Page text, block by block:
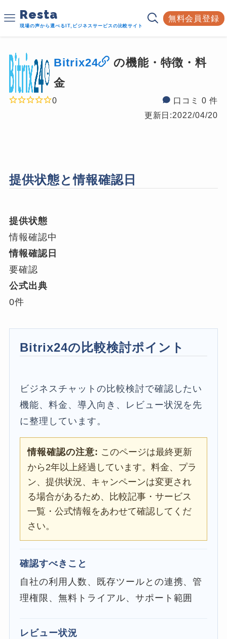
Resta
現場の声から選べるIT,ビジネスサービスの比較サイト
無料会員登録
Bitrix24
の機能・特徴・料
金
0
口コミ 0 件
更新日:2022/04/20
提供状態と情報確認日
提供状態
情報確認中
情報確認日
要確認
公式出典
0件
Bitrix24の比較検討ポイント
ビジネスチャットの比較検討で確認したい
機能、料金、導入向き、レビュー状況を先
に整理しています。
情報確認の注意: このページは最終更新
から2年以上経過しています。料金、プラ
ン、提供状況、キャンペーンは変更され
る場合があるため、比較記事・サービス
一覧・公式情報をあわせて確認してくだ
さい。
確認すべきこと
自社の利用人数、既存ツールとの連携、管
理権限、無料トライアル、サポート範囲
レビュー状況